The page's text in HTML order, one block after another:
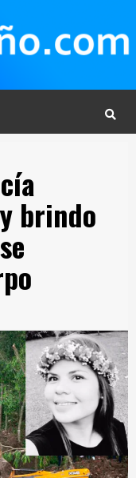
brindo